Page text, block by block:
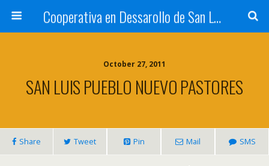
Cooperativa en Dessarollo de San Luis
October 27, 2011
SAN LUIS PUEBLO NUEVO PASTORES
Share Tweet Pin Mail SMS